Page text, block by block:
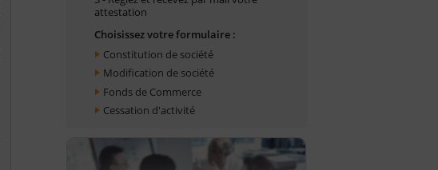
attestation
Choisissez votre formulaire :
Constitution de société
Modification de société
Fonds de Commerce
Cessation d'activité